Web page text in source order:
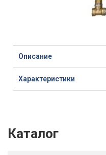
Описание
Характеристики
Каталог